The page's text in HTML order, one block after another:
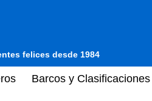
felices desde 1984
Barcos y Clasificaciones